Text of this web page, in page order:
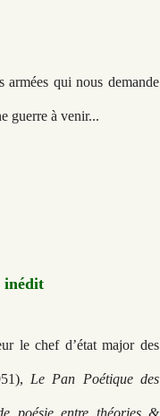
qui nous demande
guerre à venir...
inédit
le chef d’état major des
Le Pan Poétique des
poésie entre théories &